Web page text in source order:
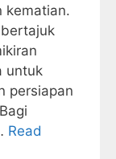
kematian.
untuk
persiapan
Read